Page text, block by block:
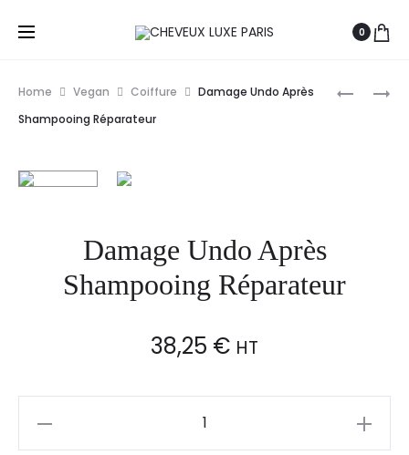
0
DIKSON
WELLA
Home Vegan Coiffure
Damage Undo Après
Shampooing Réparateur
Damage Undo Après
Shampooing Réparateur
38,25 € HT